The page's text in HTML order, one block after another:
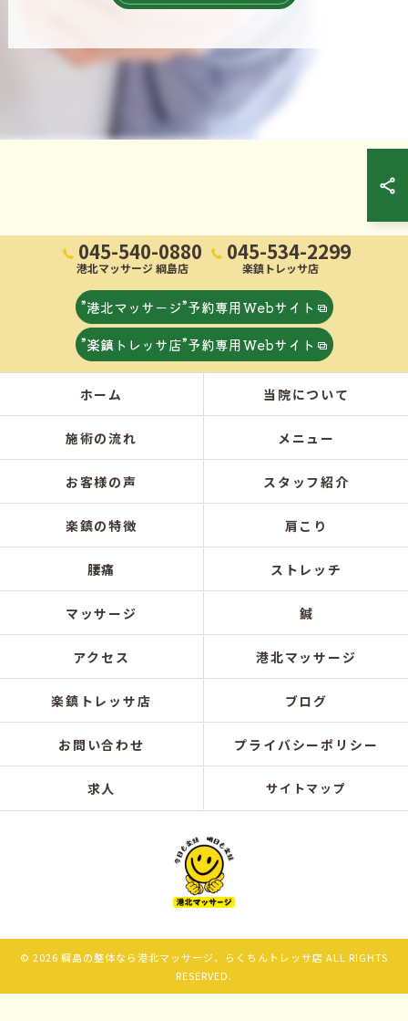
045-540-0880
港北マッサージ 綱島店
045-534-2299
楽鎮トレッサ店
”港北マッサージ”予約専用Webサイト
”楽鎮トレッサ店”予約専用Webサイト
ホーム 当院について
施術の流れ メニュー
お客様の声 スタッフ紹介
楽鎮の特徴 肩こり
腰痛 ストレッチ
マッサージ 鍼
アクセス 港北マッサージ
楽鎮トレッサ店 ブログ
お問い合わせ プライバシーポリシー
求人 サイトマップ
© 2026 綱島の整体なら港北マッサージ、らくちんトレッサ店 ALL RIGHTS
RESERVED.